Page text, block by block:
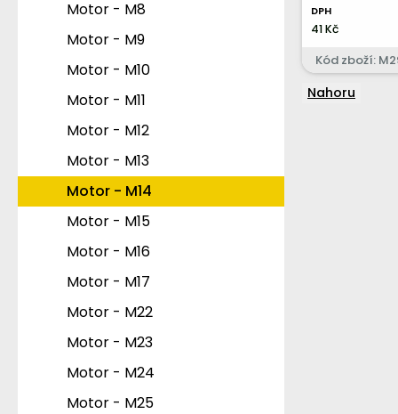
Hydraulika - Hy17
Kabina - F10
Kabina - F11
Kabina - F12
Kabina - F13
Kabina - F14
Motor - M8
Motor - M9
Motor - M10
Motor - M11
Motor - M12
Motor - M13
Motor - M14
Motor - M15
Motor - M16
Motor - M17
Motor - M22
Motor - M23
Motor - M24
Motor - M25
DPH
41 Kč
Kód zboží:
Nahoru